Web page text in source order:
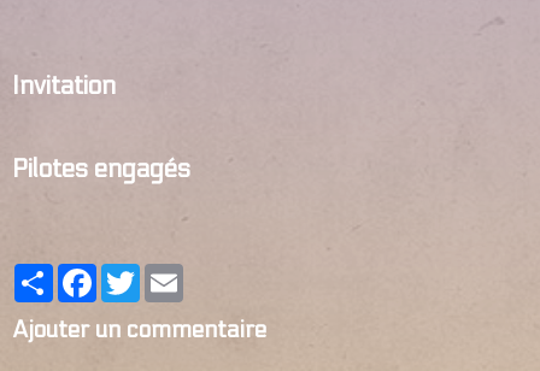
Invitation
Pilotes engagés
PartagerFacebook
Twitter
Ajouter un commentaire